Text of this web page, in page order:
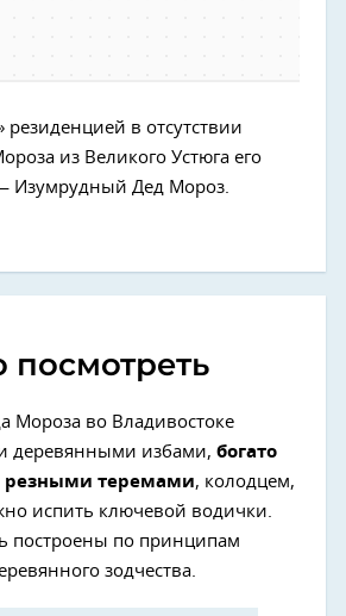
резиденцией в отсутствии
из Великого Устюга его
Изумрудный Дед Мороз.
посмотреть
Мороза во Владивостоке
деревянными избами, богато
теремами, колодцем,
испить ключевой водички.
построены по принципам
зодчества.